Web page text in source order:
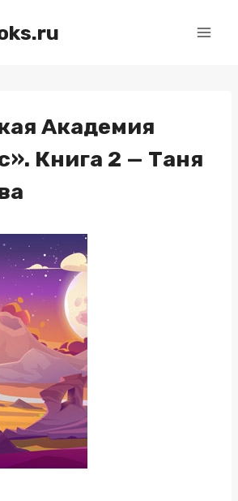
Академия
Книга 2 — Таня